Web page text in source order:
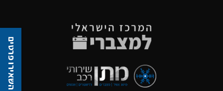
השאירו פרטים